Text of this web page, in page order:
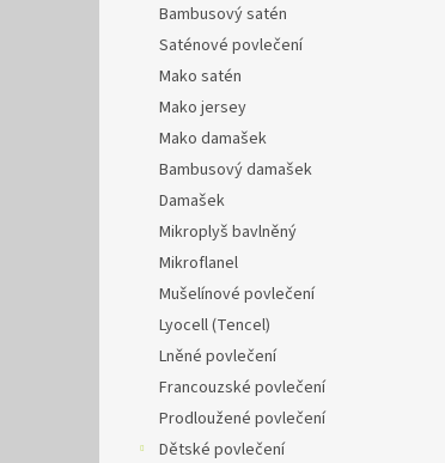
Bambusový satén
Saténové povlečení
Mako satén
Mako jersey
Mako damašek
Bambusový damašek
Damašek
Mikroplyš bavlněný
Mikroflanel
Mušelínové povlečení
Lyocell (Tencel)
Lněné povlečení
Francouzské povlečení
Prodloužené povlečení
Dětské povlečení